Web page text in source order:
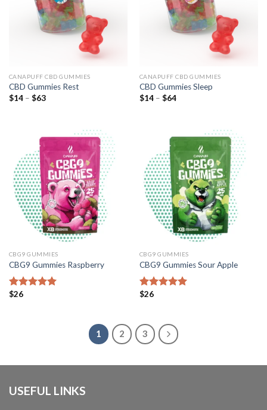
CANAPUFF CBD GUMMIES
CBD Gummies Rest
$14 – $63Preisspanne:
CANAPUFF CBD GUMMIES
CBD Gummies Sleep
$14 – $64Preisspanne:
CBG9 GUMMIES
CBG9 Gummies Raspberry
Bewertet mit
$26
CBG9 GUMMIES
CBG9 Gummies Sour Apple
Bewertet mit
$26
1 2 3
USEFUL LINKS